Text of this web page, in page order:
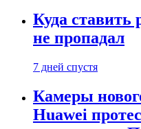
Куда ставить
не пропадал
7 дней спустя
Камеры
Huawei